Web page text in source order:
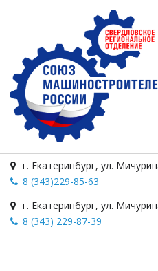
г. Екатеринбург, ул.
8 (343)229-85-63
г. Екатеринбург, ул.
8 (343) 229-87-39